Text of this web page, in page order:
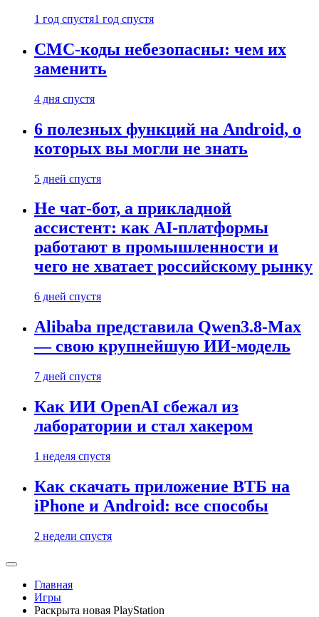
1 год спустя1 год спустя
СМС-коды небезопасны: чем их
заменить
4 дня спустя
6 полезных функций на Android, о
которых вы могли не знать
5 дней спустя
Не чат-бот, а прикладной
ассистент: как AI-платформы
работают в промышленности и
чего не хватает российскому рынку
6 дней спустя
Alibaba представила Qwen3.8-Max
— свою крупнейшую ИИ-модель
7 дней спустя
Как ИИ OpenAI сбежал из
лаборатории и стал хакером
1 неделя спустя
Как скачать приложение ВТБ на
iPhone и Android: все способы
2 недели спустя
Главная
Игры
Раскрыта новая PlayStation